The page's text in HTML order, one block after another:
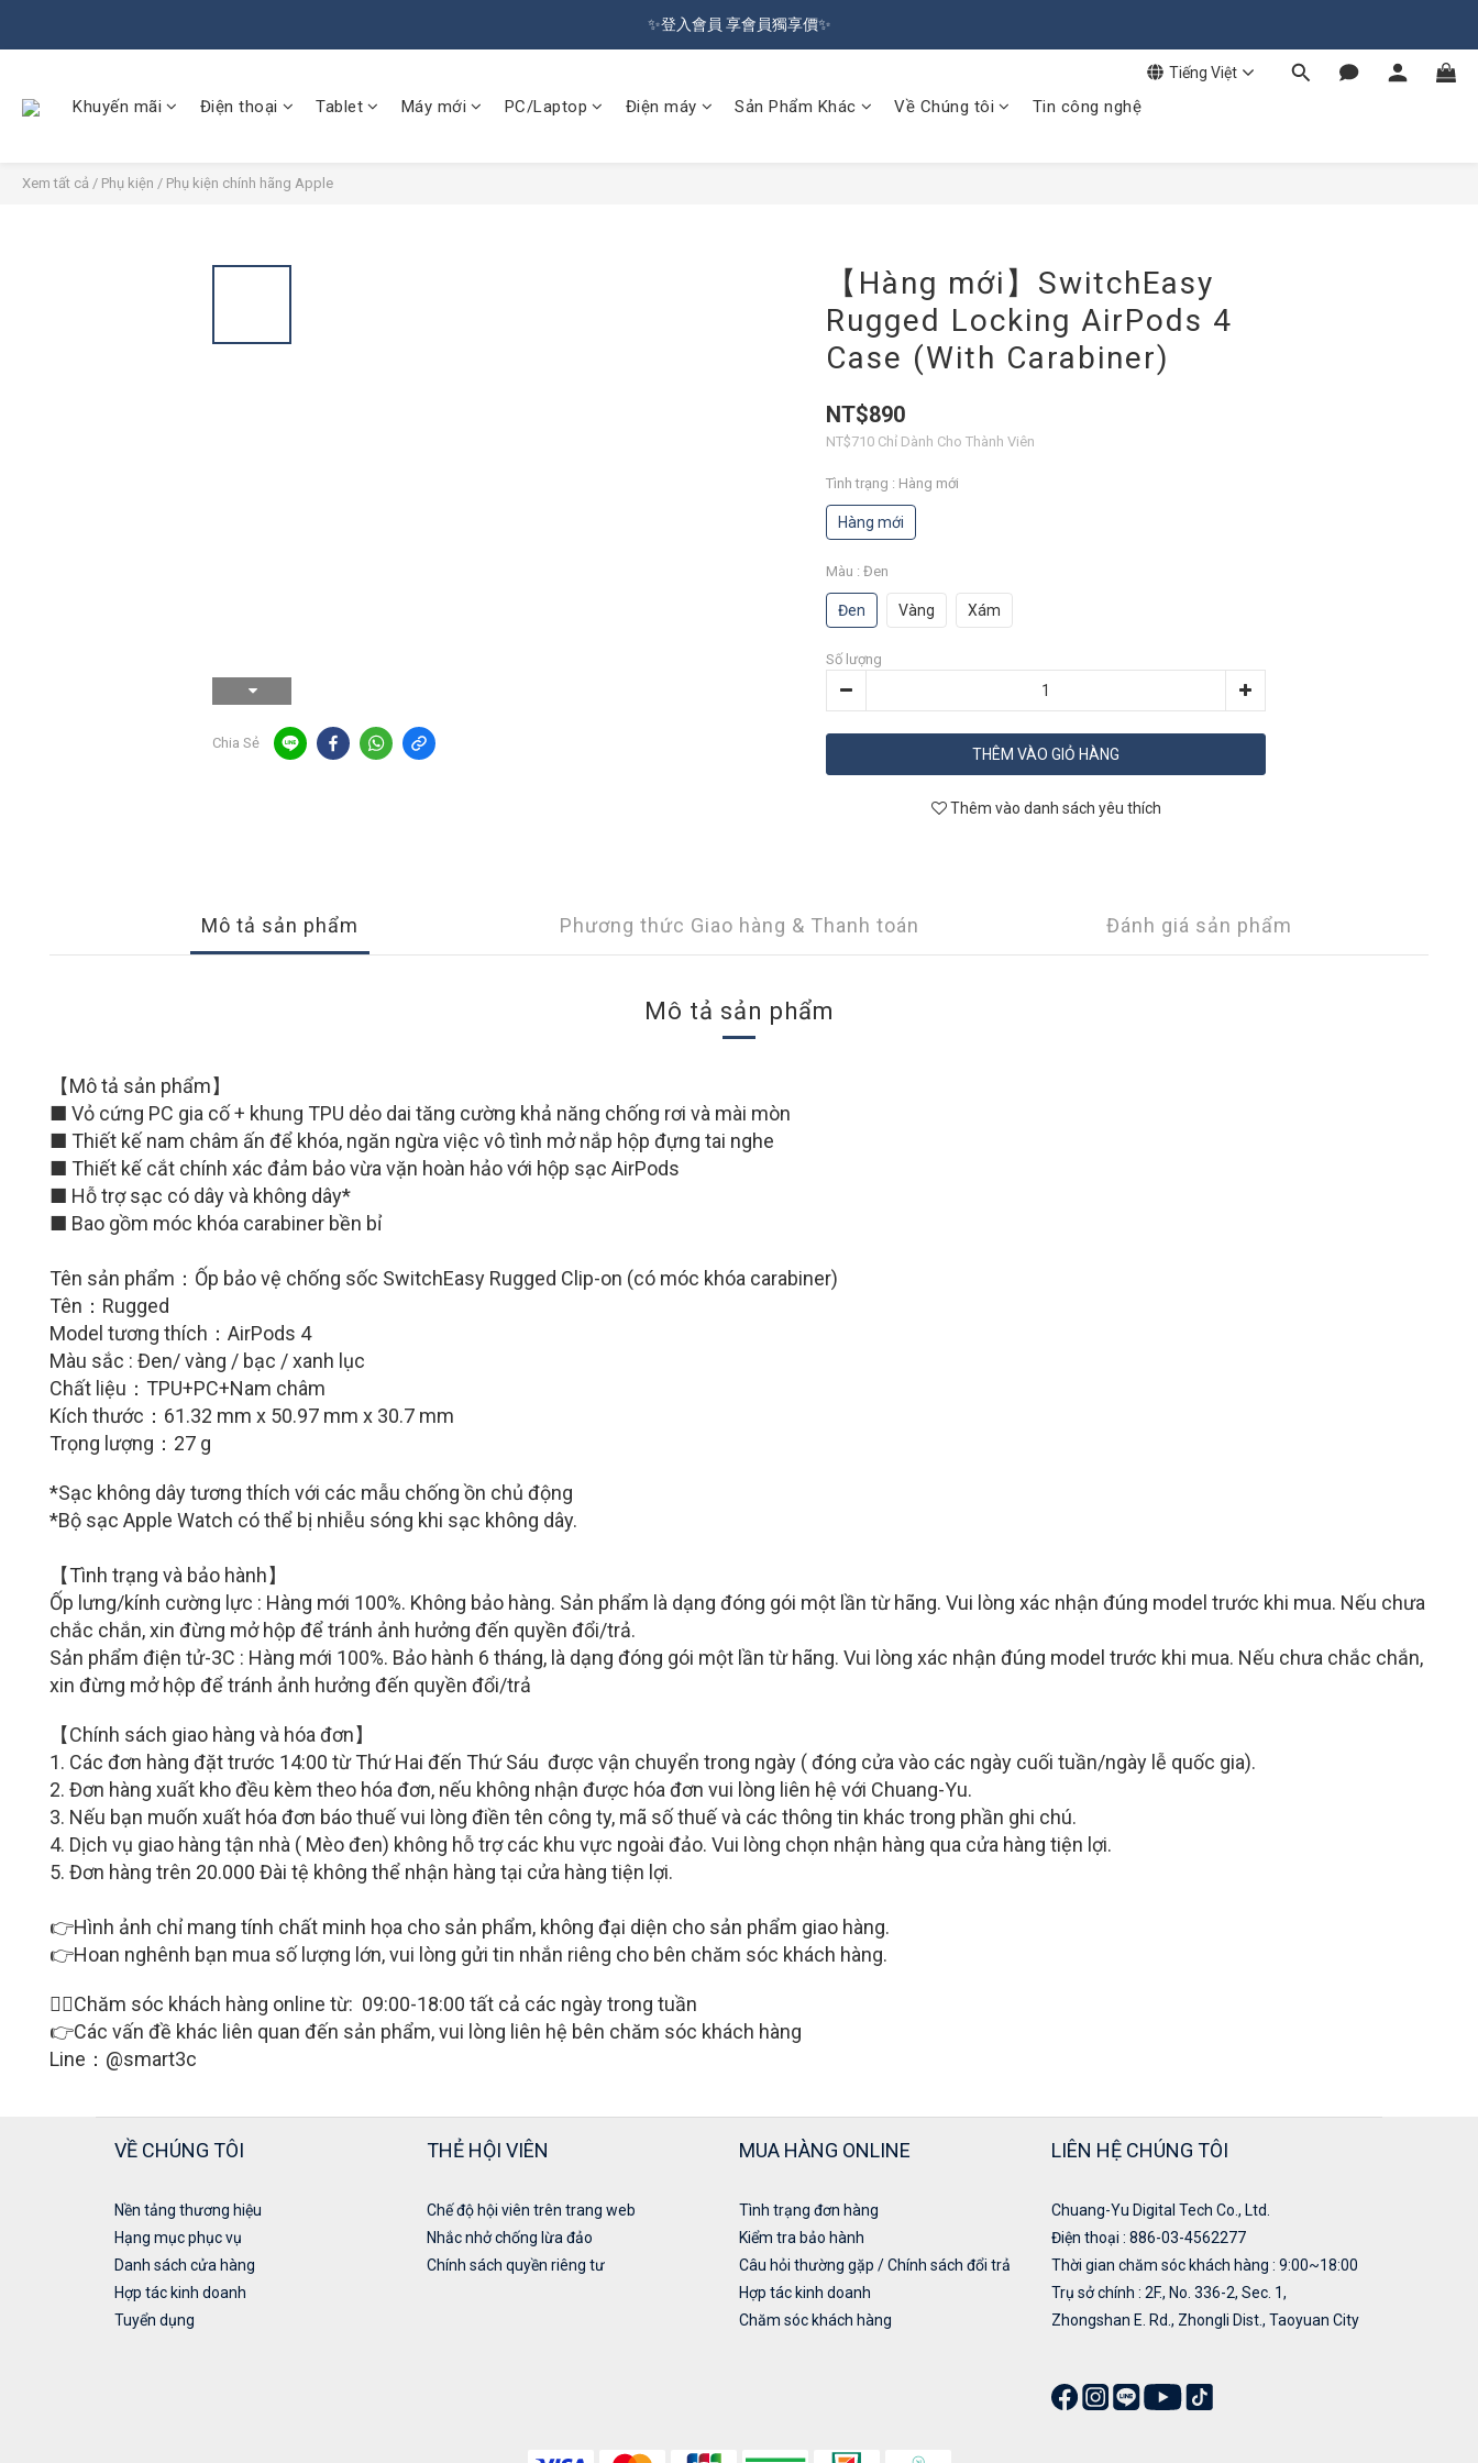
🔥Đăng kí hội viên tặng ngay 100 NTD ưu đãi🔥Freeship từ 599 NTD  🚛
✨登入會員 享會員獨享價✨
Tiếng Việt
Khuyến mãi Điện thoại Tablet Máy mới PC/Laptop Điện máy Sản Phẩm Khác Về Chúng tôi Tin công nghệ
Xem tất cả / Phụ kiện / Phụ kiện chính hãng Apple
Chia Sẻ
【Hàng mới】SwitchEasy
Rugged Locking AirPods 4
Case (With Carabiner)
NT$890
NT$710 Chỉ Dành Cho Thành Viên
Tình trạng : Hàng mới
Hàng mới
Màu : Đen
Đen Vàng Xám
Số lượng
THÊM VÀO GIỎ HÀNG
Thêm vào danh sách yêu thích
Mô tả sản phẩm Phương thức Giao hàng & Thanh toán Đánh giá sản phẩm
Mô tả sản phẩm
【Mô tả sản phẩm】
■ Vỏ cứng PC gia cố + khung TPU dẻo dai tăng cường khả năng chống rơi và mài mòn
■ Thiết kế nam châm ấn để khóa, ngăn ngừa việc vô tình mở nắp hộp đựng tai nghe
■ Thiết kế cắt chính xác đảm bảo vừa vặn hoàn hảo với hộp sạc AirPods
■ Hỗ trợ sạc có dây và không dây*
■ Bao gồm móc khóa carabiner bền bỉ
Tên sản phẩm： Ốp bảo vệ chống sốc SwitchEasy Rugged Clip-on (có móc khóa carabiner)
Tên： Rugged
Model tương thích：AirPods 4
Màu sắc : Đen/ vàng / bạc / xanh lục
Chất liệu：TPU+PC+Nam châm
Kích thước：61.32 mm x 50.97 mm x 30.7 mm
Trọng lượng：27 g
*Sạc không dây tương thích với các mẫu chống ồn chủ động
*Bộ sạc Apple Watch có thể bị nhiễu sóng khi sạc không dây.
【Tình trạng và bảo hành】
Ốp lưng/kính cường lực : Hàng mới 100%. Không bảo hàng. Sản phẩm là dạng đóng gói một lần từ hãng. Vui lòng xác nhận đúng model trước khi mua. Nếu chưa
chắc chắn, xin đừng mở hộp để tránh ảnh hưởng đến quyền đổi/trả.
Sản phẩm điện tử-3C : Hàng mới 100%. Bảo hành 6 tháng, là dạng đóng gói một lần từ hãng. Vui lòng xác nhận đúng model trước khi mua. Nếu chưa chắc chắn,
xin đừng mở hộp để tránh ảnh hưởng đến quyền đổi/trả
【Chính sách giao hàng và hóa đơn】
1. Các đơn hàng đặt trước 14:00 từ Thứ Hai đến Thứ Sáu được vận chuyển trong ngày ( đóng cửa vào các ngày cuối tuần/ngày lễ quốc gia).
2. Đơn hàng xuất kho đều kèm theo hóa đơn, nếu không nhận được hóa đơn vui lòng liên hệ với Chuang-Yu.
3. Nếu bạn muốn xuất hóa đơn báo thuế vui lòng điền tên công ty, mã số thuế và các thông tin khác trong phần ghi chú.
4. Dịch vụ giao hàng tận nhà ( Mèo đen) không hỗ trợ các khu vực ngoài đảo. Vui lòng chọn nhận hàng qua cửa hàng tiện lợi.
5. Đơn hàng trên 20.000 Đài tệ không thể nhận hàng tại cửa hàng tiện lợi.
👉Hình ảnh chỉ mang tính chất minh họa cho sản phẩm, không đại diện cho sản phẩm giao hàng.
👉Hoan nghênh bạn mua số lượng lớn, vui lòng gửi tin nhắn riêng cho bên chăm sóc khách hàng.
🙋‍♀Chăm sóc khách hàng online từ: 09:00-18:00 tất cả các ngày trong tuần
👉Các vấn đề khác liên quan đến sản phẩm, vui lòng liên hệ bên chăm sóc khách hàng
Line：@smart3c
VỀ CHÚNG TÔI
Nền tảng thương hiệu
Hạng mục phục vụ
Danh sách cửa hàng
Hợp tác kinh doanh
Tuyển dụng
THẺ HỘI VIÊN
Chế độ hội viên trên trang web
Nhắc nhở chống lừa đảo
Chính sách quyền riêng tư
MUA HÀNG ONLINE
Tình trạng đơn hàng
Kiểm tra bảo hành
Câu hỏi thường gặp / Chính sách đổi trả
Hợp tác kinh doanh
Chăm sóc khách hàng
LIÊN HỆ CHÚNG TÔI
Chuang-Yu Digital Tech Co., Ltd.
Điện thoại : 886-03-4562277
Thời gian chăm sóc khách hàng : 9:00~18:00
Trụ sở chính : 2F., No. 336-2, Sec. 1,
Zhongshan E. Rd., Zhongli Dist., Taoyuan City